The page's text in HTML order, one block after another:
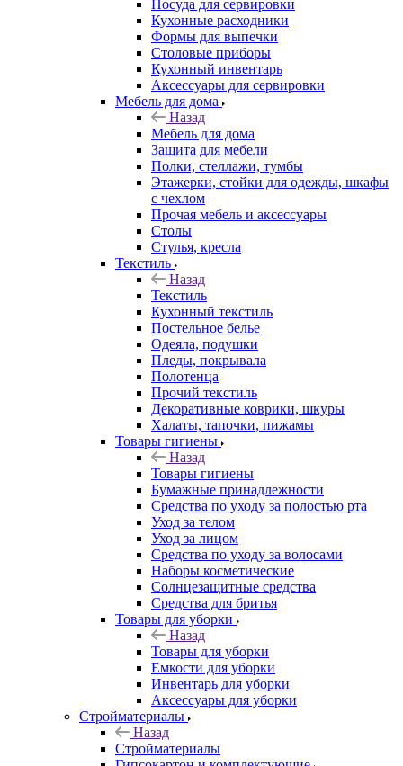
Посуда для сервировки
Кухонные расходники
Формы для выпечки
Столовые приборы
Кухонный инвентарь
Аксессуары для сервировки
Мебель для дома
Назад
Мебель для дома
Защита для мебели
Полки, стеллажи, тумбы
Этажерки, стойки для одежды, шкафы
с чехлом
Прочая мебель и аксессуары
Столы
Стулья, кресла
Текстиль
Назад
Текстиль
Кухонный текстиль
Постельное белье
Одеяла, подушки
Пледы, покрывала
Полотенца
Прочий текстиль
Декоративные коврики, шкуры
Халаты, тапочки, пижамы
Товары гигиены
Назад
Товары гигиены
Бумажные принадлежности
Средства по уходу за полостью рта
Уход за телом
Уход за лицом
Средства по уходу за волосами
Наборы косметические
Солнцезащитные средства
Средства для бритья
Товары для уборки
Назад
Товары для уборки
Емкости для уборки
Инвентарь для уборки
Аксессуары для уборки
Стройматериалы
Назад
Стройматериалы